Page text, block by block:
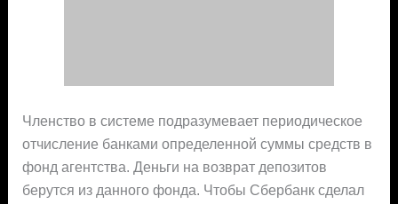
Членство в системе подразумевает периодическое
отчисление банками определенной суммы средств в
фонд агентства. Деньги на возврат депозитов
берутся из данного фонда. Чтобы Сбербанк сделал